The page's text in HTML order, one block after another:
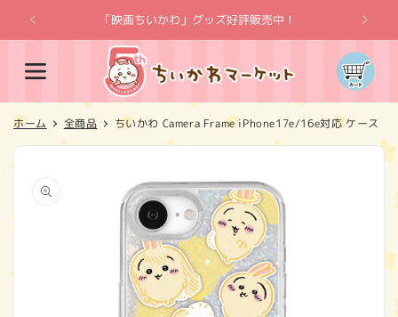
ンツに
進む
「映画ちいかわ」グッズ好評販売中！
カ
ー
ト
ホーム 全商品 ちいかわ Camera Frame iPhone17e/16e対応 ケース（
報にス
キップ